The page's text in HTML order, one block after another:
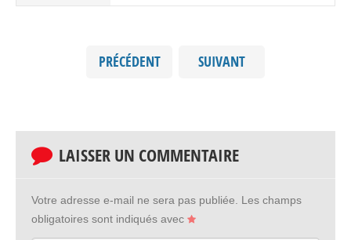
PRÉCÉDENT SUIVANT
LAISSER UN COMMENTAIRE
Votre adresse e-mail ne sera pas publiée.
Les champs
obligatoires sont indiqués avec